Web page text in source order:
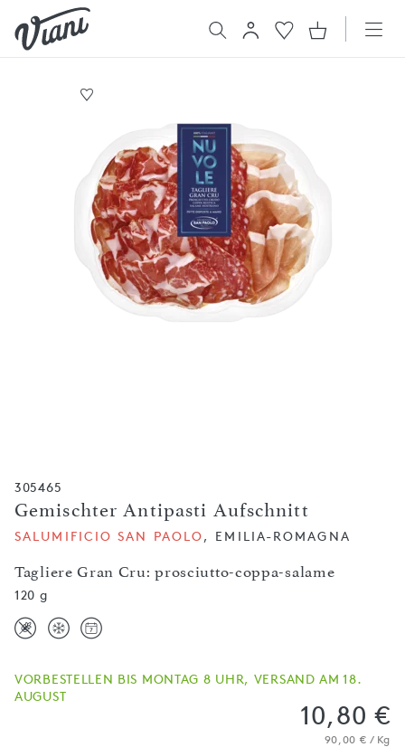
305465
Gemischter Antipasti Aufschnitt
Tagliere Gran Cru: prosciutto-coppa-salame
SALUMIFICIO SAN PAOLO, EMILIA-ROMAGNA
120 g
VORBESTELLEN BIS MONTAG 8 UHR, VERSAND AM 18.
AUGUST
10,80 €
90,00 € / Kg